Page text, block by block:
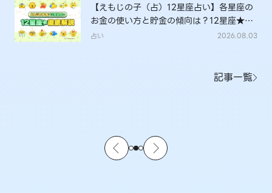
【えもじの子（占）12星座占い】各星座の
お金の使い方と貯金の傾向は？12星座★徹
底解説
占い 2026.08.03
記事一覧